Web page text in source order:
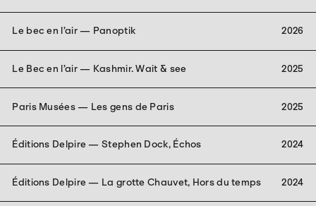
Le bec en l’air — Panoptik 2026
Le Bec en l’air — Kashmir. Wait & see 2025
Paris Musées — Les gens de Paris 2025
Éditions Delpire — Stephen Dock, Échos 2024
Éditions Delpire — La grotte Chauvet, Hors du temps 2024